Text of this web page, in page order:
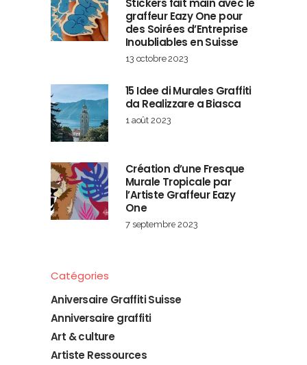
Stickers fait main avec le
graffeur Eazy One pour
des Soirées d’Entreprise
Inoubliables en Suisse
13 octobre 2023
15 Idee di Murales Graffiti
da Realizzare a Biasca
1 août 2023
Création d’une Fresque
Murale Tropicale par
l’Artiste Graffeur Eazy
One
7 septembre 2023
Catégories
Aniversaire Graffiti Suisse
Anniversaire graffiti
Art & culture
Artiste Ressources